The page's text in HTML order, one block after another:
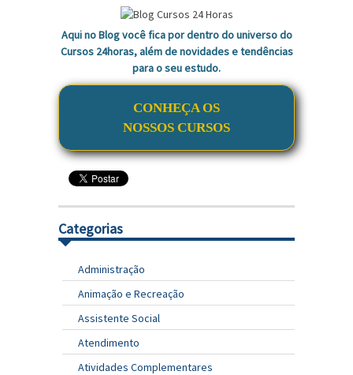
Aqui no Blog você fica por dentro do universo do
Cursos 24horas, além de novidades e tendências
para o seu estudo.
CONHEÇA OS
NOSSOS CURSOS
Categorias
Administração
Animação e Recreação
Assistente Social
Atendimento
Atividades Complementares